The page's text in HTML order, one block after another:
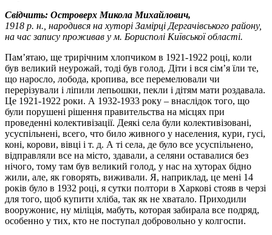
Свідчить: Островерх Микола Михайлович,
1918 р. н., народився на хуторі Замірці Дергачівського району,
на час запису проживав у м. Борисполі Київської області.
Пам’ятаю, ще трирічним хлопчиком в 1921-1922 році, коли
був великий неурожай, тоді був голод. Діти і вся сім’я їли те,
що наросло, лобода, кропива, все перемелювали чи
перерізували і ліпили лепьошки, пекли і дітям мати роздавала.
Це 1921-1922 роки. А 1932-1933 року – внаслідок того, що
були порушені рішення правительства на місцях при
проведенні колективізації. Деякі села були колективізовані,
усуспільнені, всего, что било живного у населения, кури, гусі,
коні, корови, вівці і т. д. А ті села, де було все усуспільнено,
відправляли все на місто, здавали, а селяни оставалися без
нічого, тому там був великий голод, у нас на хуторах бідно
жили, але, як говорять, виживали. Я, наприклад, це мені 14
років було в 1932 році, я сутки полтори в Харкові стояв в черзі
для того, щоб купити хліба, так як не хватало. Приходили
вооружониє, ну міліція, мабуть, которая забирала все подряд,
особенно у тих, кто не поступал добровольно у колгоспи.